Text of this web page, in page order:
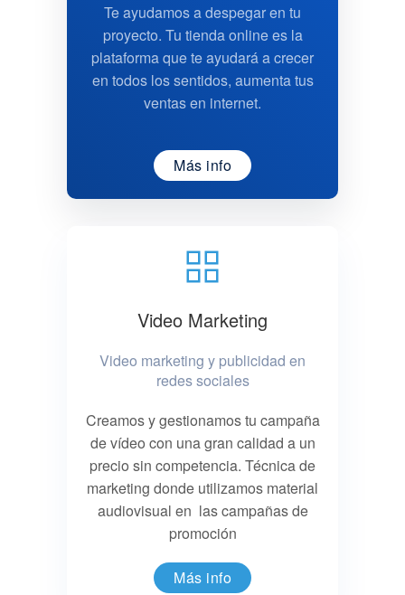
Te ayudamos a despegar en tu
proyecto. Tu tienda online es la
plataforma que te ayudará a crecer
en todos los sentidos, aumenta tus
ventas en internet.
Más info
Video Marketing
Video marketing y publicidad en
redes sociales
Creamos y gestionamos tu campaña
de vídeo con una gran calidad a un
precio sin competencia. Técnica de
marketing donde utilizamos material
audiovisual en las campañas de
promoción
Más info